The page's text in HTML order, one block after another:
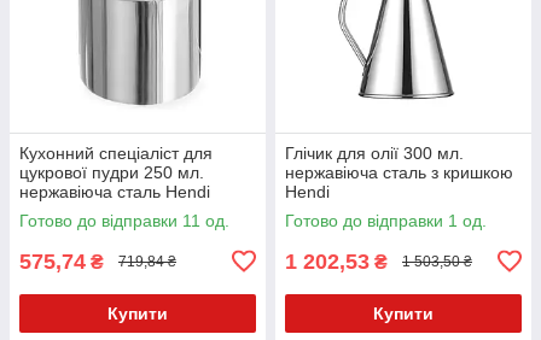
Кухонний спеціаліст для
цукрової пудри 250 мл.
нержавіюча сталь Hendi
Готово до відправки 11 од.
575,74 ₴ 719,84 ₴
Купити
Глічик для олії 300 мл.
нержавіюча сталь з кришкою
Hendi
Готово до відправки 1 од.
1 202,53 ₴ 1 503,50 ₴
Купити